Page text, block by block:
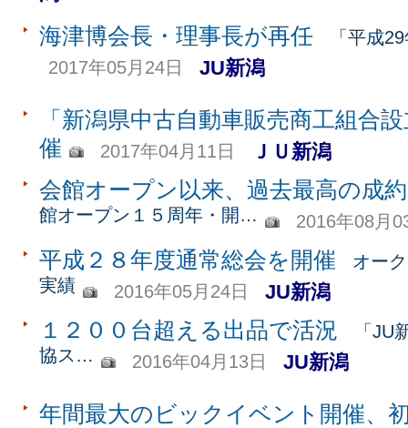
海津博会長・理事長が再任
「平成
2017年05月24日
JU新潟
「新潟県中古自動車販売商工組合
催 2017年04月11日 ＪＵ新潟
会館オープン以来、過去最高の成
館オープン１５周年・開… 2016年08月
平成２８年度通常総会を開催 オー
実績 2016年05月24日 JU新潟
１２００台超える出品で活況 「JU
協ス… 2016年04月13日 JU新潟
年間最大のビックイベント開催、